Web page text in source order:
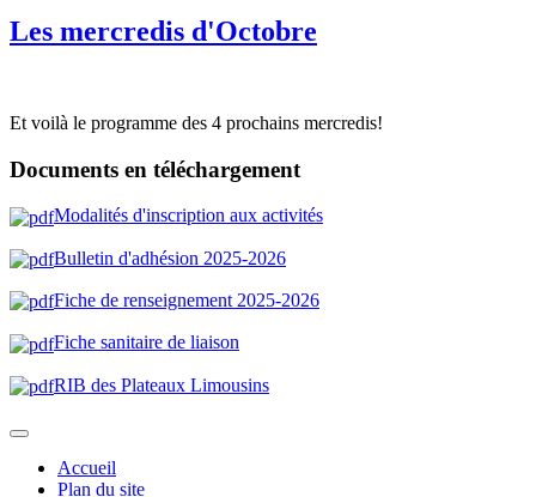
Les mercredis d'Octobre
Et voilà le programme des 4 prochains mercredis!
Documents en téléchargement
Modalités d'inscription aux activités
Bulletin d'adhésion 2025-2026
Fiche de renseignement 2025-2026
Fiche sanitaire de liaison
RIB des Plateaux Limousins
Accueil
Plan du site